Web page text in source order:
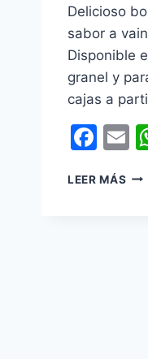
Delicioso
sabor a
Disponible
granel y
cajas a
LEER MÁS